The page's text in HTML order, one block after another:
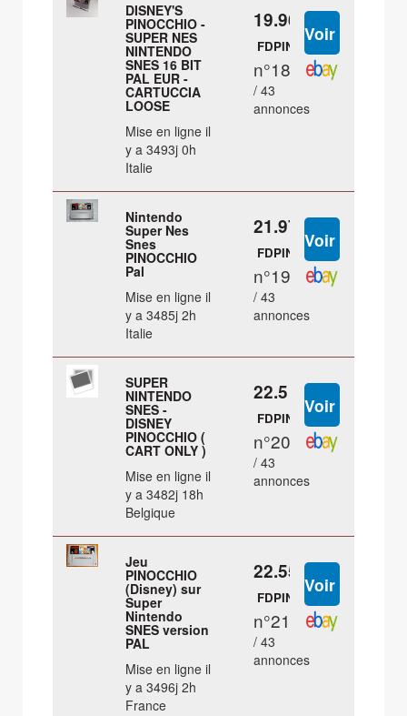
DISNEY'S
PINOCCHIO -
SUPER NES
NINTENDO
SNES 16 BIT
PAL EUR -
CARTUCCIA
LOOSE
Mise en ligne il
y a 3493j 0h
Italie
19.96 €
FDPIN
n°18
/ 43
annonces
Nintendo
Super Nes
Snes
PINOCCHIO
Pal
Mise en ligne il
y a 3485j 2h
Italie
21.97 €
FDPIN
n°19
/ 43
annonces
SUPER
NINTENDO
SNES -
DISNEY
PINOCCHIO (
CART ONLY )
Mise en ligne il
y a 3482j 18h
Belgique
22.5 €
FDPIN
n°20
/ 43
annonces
Jeu
PINOCCHIO
(Disney) sur
Super
Nintendo
SNES version
PAL
Mise en ligne il
y a 3496j 2h
France
22.55 €
FDPIN
n°21
/ 43
annonces